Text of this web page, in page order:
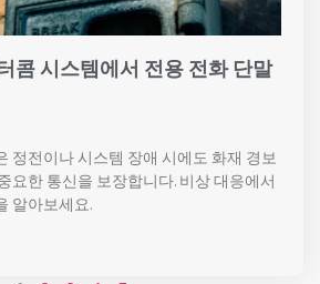
콤 시스템에서 전용 전화 단말
정전이나 시스템 장애 시에도 화재 경보
요한 통신을 보장합니다. 비상 대응에서
알아보세요.